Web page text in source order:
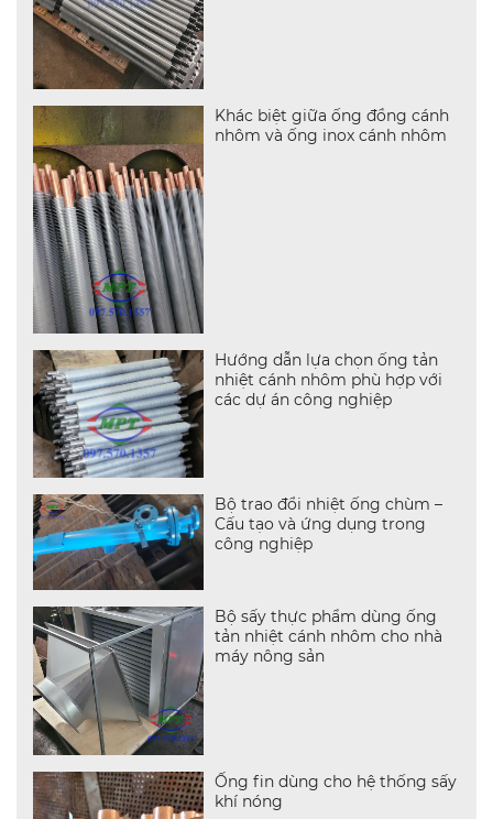
Khác biệt giữa ống đồng cánh
nhôm và ống inox cánh nhôm
Hướng dẫn lựa chọn ống tản
nhiệt cánh nhôm phù hợp với
các dự án công nghiệp
Bộ trao đổi nhiệt ống chùm –
Cấu tạo và ứng dụng trong
công nghiệp
Bộ sấy thực phẩm dùng ống
tản nhiệt cánh nhôm cho nhà
máy nông sản
Ống fin dùng cho hệ thống sấy
khí nóng